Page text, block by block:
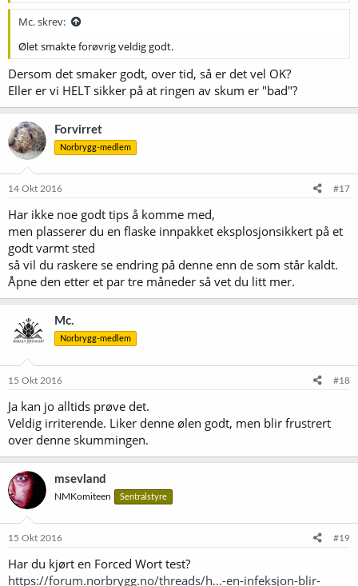
Mc. skrev:
Ølet smakte forøvrig veldig godt.
Dersom det smaker godt, over tid, så er det vel OK?
Eller er vi HELT sikker på at ringen av skum er "bad"?
Forvirret
Norbrygg-medlem
14 Okt 2016 #17
Har ikke noe godt tips å komme med,
men plasserer du en flaske innpakket eksplosjonsikkert på et
godt varmt sted
så vil du raskere se endring på denne enn de som står kaldt.
Åpne den etter et par tre måneder så vet du litt mer.
Mc.
Norbrygg-medlem
15 Okt 2016 #18
Ja kan jo alltids prøve det.
Veldig irriterende. Liker denne ølen godt, men blir frustrert
over denne skummingen.
msevland
NMKomiteen Sentralstyre
15 Okt 2016 #19
Har du kjørt en Forced Wort test?
https://forum.norbrygg.no/threads/h...-en-infeksjon-blir-